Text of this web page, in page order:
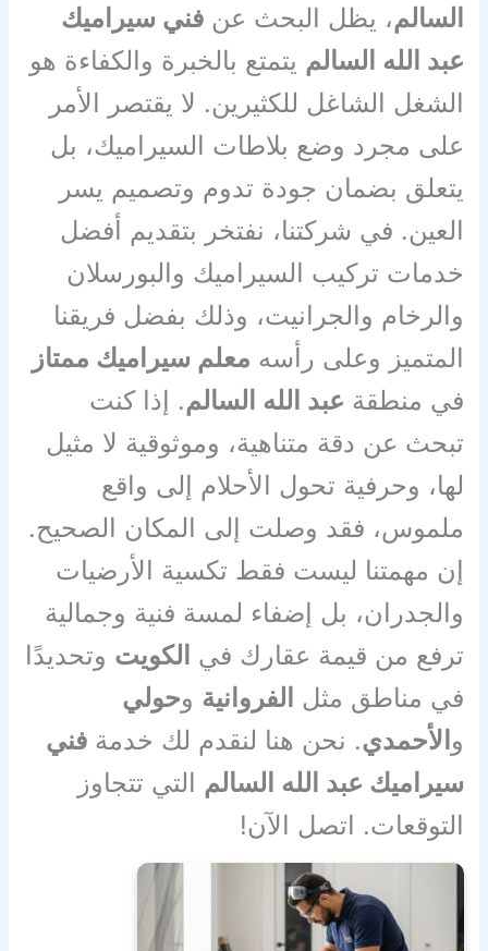
السالم، يظل البحث عنفني سيراميك
عبد الله السالم يتمتع بالخبرة والكفاءة هو
الشغل الشاغل للكثيرين. لا يقتصر الأمر
على مجرد وضع بلاطات السيراميك، بل
يتعلق بضمان جودة تدوم وتصميم يسر
العين. في شركتنا، نفتخر بتقديم أفضل
خدمات تركيب السيراميك والبورسلان
والرخام والجرانيت، وذلك بفضل فريقنا
المتميز وعلى رأسه معلم سيراميك ممتاز
في منطقة عبد الله السالم. إذا كنت
تبحث عن دقة متناهية، وموثوقية لا مثيل
لها، وحرفية تحول الأحلام إلى واقع
ملموس، فقد وصلت إلى المكان الصحيح.
إن مهمتنا ليست فقط تكسية الأرضيات
والجدران، بل إضفاء لمسة فنية وجمالية
ترفع من قيمة عقارك في الكويت وتحديدًا
في مناطق مثل الفروانية وحولي
و الأحمدي. نحن هنا لنقدم لك خدمةفني
سيراميك عبد الله السالم التي تتجاوز
التوقعات. اتصل الآن!